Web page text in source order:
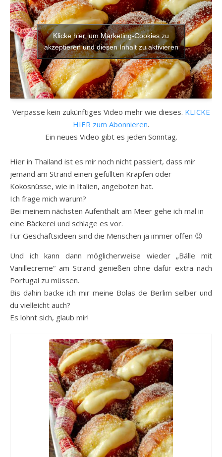
Klicke hier, um Marketing-Cookies zu
akzeptieren und diesen Inhalt zu aktivieren
Verpasse kein zukünftiges Video mehr wie dieses. KLICKE
HIER zum Abonnieren.
Ein neues Video gibt es jeden Sonntag.
Hier in Thailand ist es mir noch nicht passiert, dass mir
jemand am Strand einen gefüllten Krapfen oder
Kokosnüsse, wie in Italien, angeboten hat.
Ich frage mich warum?
Bei meinem nächsten Aufenthalt am Meer gehe ich mal in
eine Bäckerei und schlage es vor.
Für Geschäftsideen sind die Menschen ja immer offen 😉
Und ich kann dann möglicherweise wieder „Bälle mit
Vanillecreme“ am Strand genießen ohne dafür extra nach
Portugal zu müssen.
Bis dahin backe ich mir meine Bolas de Berlim selber und
du vielleicht auch?
Es lohnt sich, glaub mir!